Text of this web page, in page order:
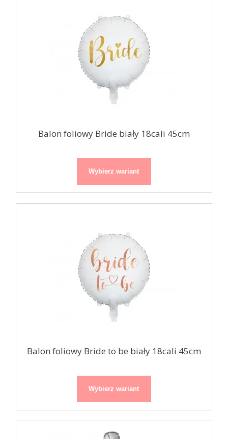
Balon foliowy Bride biały 18cali 45cm
Wybierz wariant
Balon foliowy Bride to be biały 18cali 45cm
Wybierz wariant